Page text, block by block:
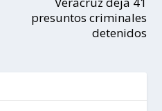
presuntos criminales
detenidos